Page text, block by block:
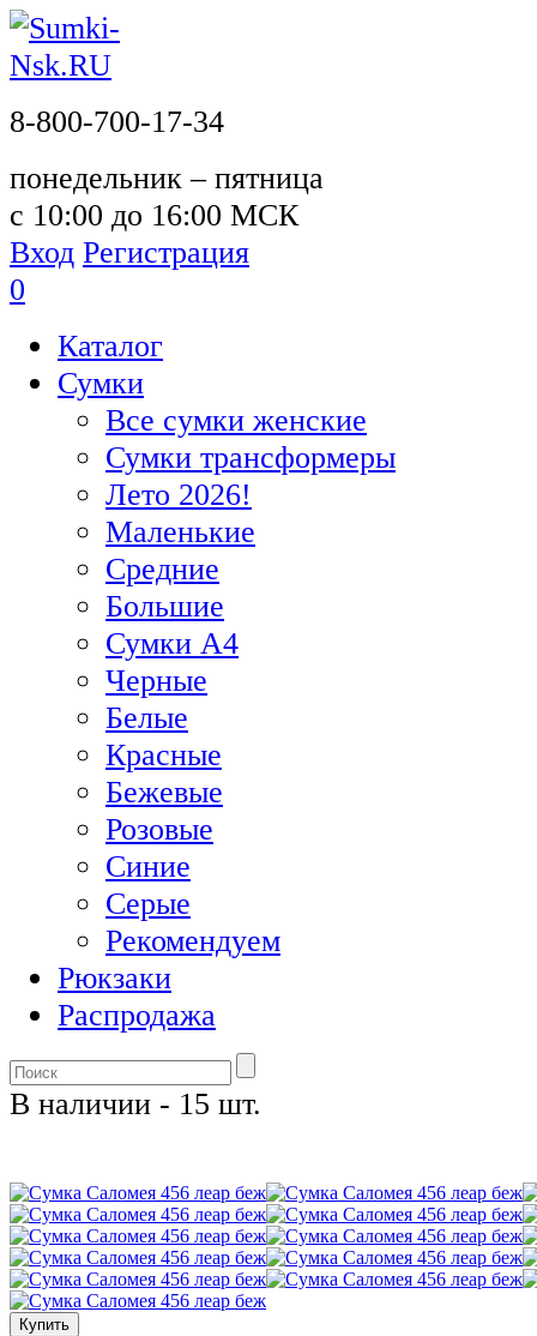
8-800-700-17-34
понедельник – пятница
с 10:00 до 16:00 МСК
Вход Регистрация
0
Каталог
Сумки
Все сумки женские
Сумки трансформеры
Лето 2026!
Маленькие
Средние
Большие
Сумки А4
Черные
Белые
Красные
Бежевые
Розовые
Синие
Серые
Рекомендуем
Рюкзаки
Распродажа
В наличии - 15 шт.